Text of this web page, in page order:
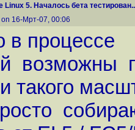
5. Началось бета
on 16-Мрт-07, 00:06
процессе
возможны
такого